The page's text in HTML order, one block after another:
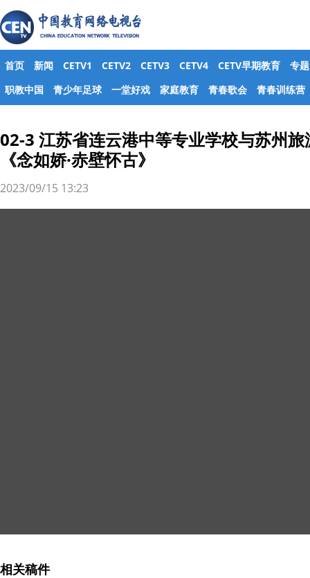
首页 新闻 CETV1 CETV2 CETV3 CETV4 CETV早期教育
专题
职教中国
青少年足球 一堂好戏 家庭教育 青春歌会 青春训练营
02-3 江苏省连云港中等专业学校与苏州
《念如娇·赤壁怀古》
2023/09/15 13:23
相关稿件